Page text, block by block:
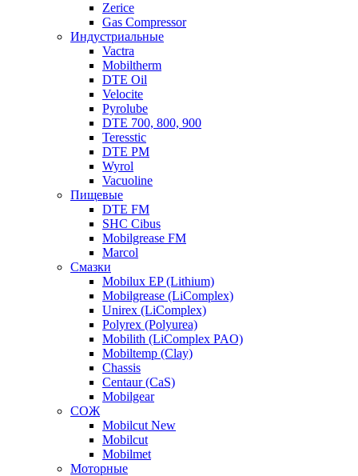
Zerice
Gas Compressor
Индустриальные
Vactra
Mobiltherm
DTE Oil
Velocite
Pyrolube
DTE 700, 800, 900
Teresstic
DTE PM
Wyrol
Vacuoline
Пищевые
DTE FM
SHC Cibus
Mobilgrease FM
Marcol
Смазки
Mobilux EP (Lithium)
Mobilgrease (LiComplex)
Unirex (LiComplex)
Polyrex (Polyurea)
Mobilith (LiComplex PAO)
Mobiltemp (Clay)
Chassis
Centaur (CaS)
Mobilgear
СОЖ
Mobilcut New
Mobilcut
Mobilmet
Моторные